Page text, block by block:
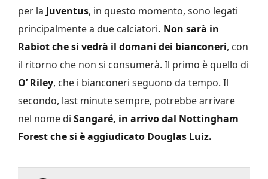
per la Juventus, in questo momento, sono legati
principalmente a due calciatori. Non sarà in
Rabiot che si vedrà il domani dei bianconeri, con
il ritorno che non si consumerà. Il primo è quello di
O’ Riley, che i bianconeri seguono da tempo. Il
secondo, last minute sempre, potrebbe arrivare
nel nome di Sangaré, in arrivo dal Nottingham
Forest che si è aggiudicato Douglas Luiz.